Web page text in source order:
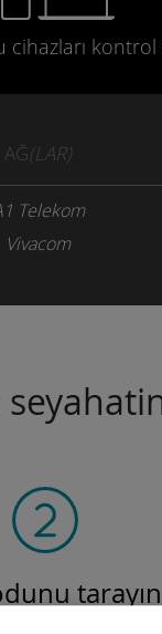
cihazları kontrol
AĞ(LAR)
Telekom
Vivacom
tarayın